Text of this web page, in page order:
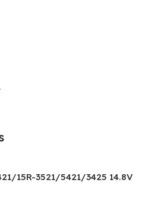
15R-3521/5421/3425 14.8V